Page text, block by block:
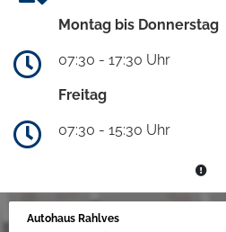
Montag bis Donnerstag
07:30 - 17:30 Uhr
Freitag
07:30 - 15:30 Uhr
Autohaus Rahlves